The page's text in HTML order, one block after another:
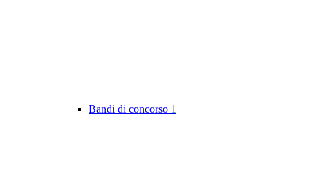
Bandi di concorso 1